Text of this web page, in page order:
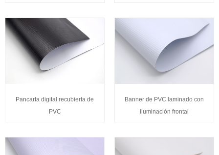
Pancarta digital recubierta de
PVC
Banner de PVC laminado con
iluminación frontal